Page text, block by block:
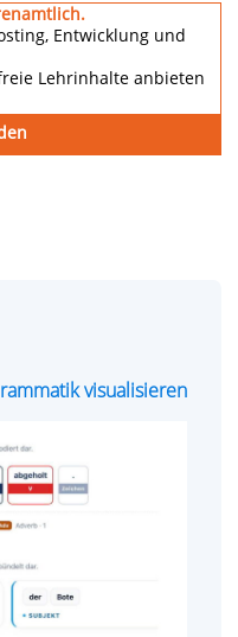
Entwicklung und
Lehrinhalte anbieten
visualisieren